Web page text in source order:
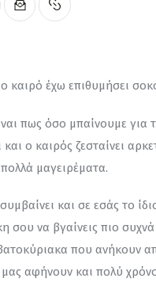
καιρό έχω επιθυμήσει
πως όσο μπαίνουμε για
ο καιρός ζεσταίνει
μαγειρέματα.
και σε εσάς το
σου να βγαίνεις πιο
που ανήκουν
αφήνουν και πολύ